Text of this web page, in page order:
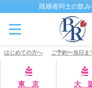
既婚者同士の飲
はじめての方へ ご予約〜当日ま
東 京 大